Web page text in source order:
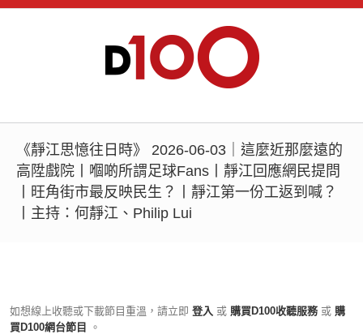
《靜江思憶往日時》 2026-06-03｜這麼近那麼遠的
高陞戲院丨嗰啲所謂足球Fans丨靜江回應網民提問
丨旺角街市最反映民生？丨靜江第一份工返到喊？
丨主持：何靜江、Philip Lui
如想線上收聽或下載節目重溫，請立即 登入 或 購買D100收聽服務 或 購
買D100網台節目
。